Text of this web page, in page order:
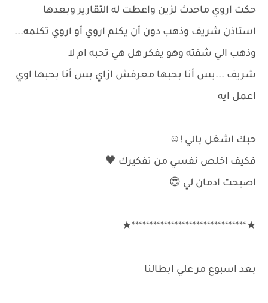
حكت اروي ماحدث لزين واعطت له التقارير وبعدها
استاذن شريف وذهب دون أن يكلم اروي أو اروي تكلمه...
وذهب الي شقته وهو يفكر هل هي تحبه ام لا
شريف ...بس أنا بحبها معرفش ازاي بس أنا بحبها اوي
اعمل ايه
حبك اشغل بالي !⁦☺️⁩
فكيف اخلص نفسي من تفكيرك 🖤
اصبحت ادمان لي 😍
★********************************★
بعد اسبوع مر علي ابطالنا